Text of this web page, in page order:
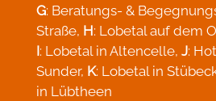
G: Beratungs- &
Straße, H: Lobetal auf dem
I: Lobetal in Altencelle, J:
Sunder, K: Lobetal in
in Lübtheen